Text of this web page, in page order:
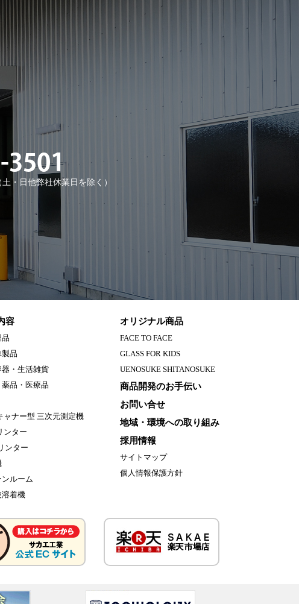
3501
・日他弊社休業日を除く）
容
製品
器・生活雑貨
品・医療品
ャナー型 三次元測定機
ンター
ンター
ンルーム
溶着機
オリジナル商品
FACE TO FACE
GLASS FOR KIDS
UENOSUKE SHITANOSUKE
商品開発のお手伝い
お問い合せ
地域・環境への取り組み
採用情報
サイトマップ
個人情報保護方針